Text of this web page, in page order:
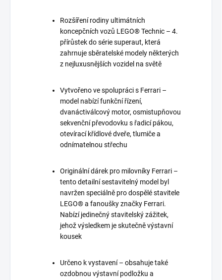
Rozšíření rodiny ultimátních
koncepčních vozů LEGO® Technic – 4.
přírůstek do série superaut, která
zahrnuje sběratelské modely některých
z nejluxusnějších vozidel na světě
Vytvořeno ve spolupráci s Ferrari –
model nabízí funkční řízení,
dvanáctiválcový motor, osmistupňovou
sekvenční převodovku s řadicí pákou,
otevírací křídlové dveře, tlumiče a
odnímatelnou střechu
Originální dárek pro milovníky Ferrari –
tento detailní sestavitelný model byl
navržen speciálně pro dospělé stavitele
LEGO® a fanoušky značky Ferrari.
Nabízí jedinečný stavitelský zážitek,
jehož výsledkem je skutečně výstavní
kousek
Určeno k vystavení – obsahuje také
ozdobnou výstavní podložku a